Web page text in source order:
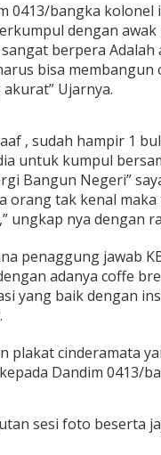
0413/bangka
dengan
berpera
bisa membangun
Ujarnya.
, sudah hampir 1
untuk kumpul
Bangun Negeri”
orang tak kenal
ungkap nya dengan
penaggung jawab
adanya coffe
yang baik dengan
plakat cinderamata
Dandim 0413/
sesi foto beserta